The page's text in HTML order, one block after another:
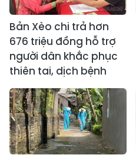
Bản Xèo chi trả hơn
676 triệu đồng hỗ trợ
người dân khắc phục
thiên tai, dịch bệnh